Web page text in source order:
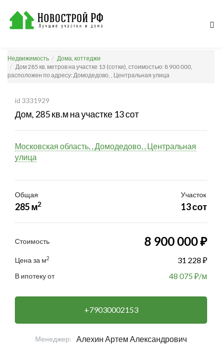
Недвижимость
Дома, коттеджи
Дом 285 кв. метров на участке 13 (сотки), стоимостью: 8 900 000,
расположен по адресу: Домодедово, , Центральная улица
id 3331929
Дом, 285 кв.м на участке 13 сот
Московская область, , Домодедово, , Центральная
улица
Общая
285 м2
Участок
13 сот
Стоимость 8 900 000 ₽
Цена за м2 31 228 ₽
В ипотеку от 48 075 ₽/м
+79030002153
Менеджер: Алехин Артем Александрович